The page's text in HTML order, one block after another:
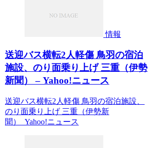
情報
送迎バス横転2人軽傷 鳥羽の宿泊
施設、のり面乗り上げ 三重（伊勢
新聞） – Yahoo!ニュース
送迎バス横転2人軽傷 鳥羽の宿泊施設、
のり面乗り上げ 三重（伊勢新
聞） Yahoo!ニュース